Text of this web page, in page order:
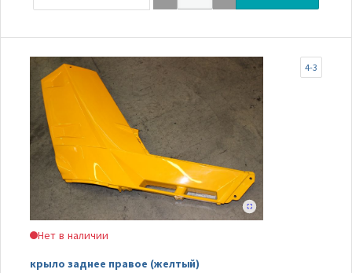
Нет в наличии
крыло заднее правое (желтый)
4-3